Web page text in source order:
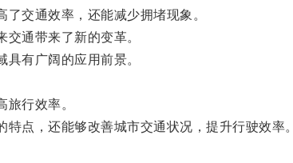
交通效率，还能减少拥堵现象。
通带来了新的变革。
有广阔的应用前景。
行效率。
点，还能够改善城市交通状况，提升行驶效率。